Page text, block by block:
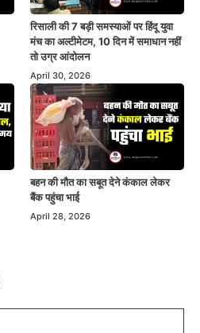
रिसाली की 7 बड़ी समस्याओं पर हिंदू युवा
मंच का अल्टीमेटम, 10 दिन में समाधान नहीं
तो उग्र आंदोलन
April 30, 2026
बहन की मौत का सबूत देने कंकाल लेकर
बैंक पहुंचा भाई
April 28, 2026